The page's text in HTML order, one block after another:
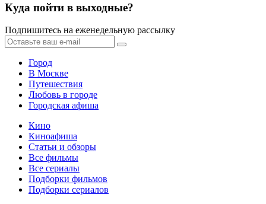
Куда пойти в выходные?
Подпишитесь на еженедельную рассылку
Город
В Москве
Путешествия
Любовь в городе
Городская афиша
Кино
Киноафиша
Статьи и обзоры
Все фильмы
Все сериалы
Подборки фильмов
Подборки сериалов